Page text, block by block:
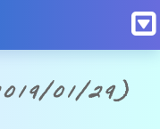
01/29)